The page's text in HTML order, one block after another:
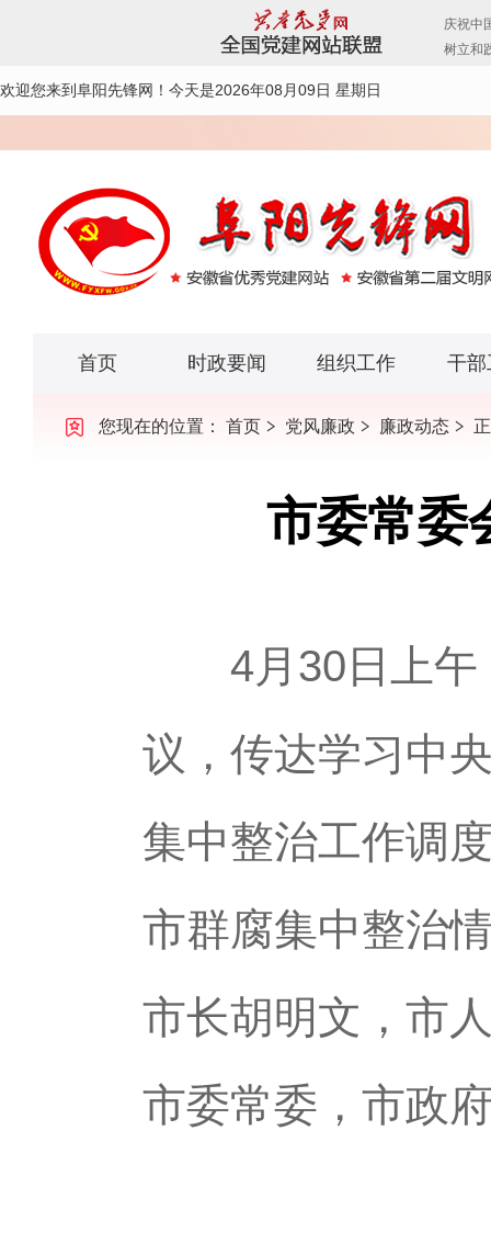
欢迎您来到阜阳先锋网！ 今天是2026年08月09日 星期日
首页 时政要闻 组织工作 干部
您现在的位置： 首页 党风廉政 廉政动态
市委常委
4月30日上午
议，传达学习中
集中整治工作调
市群腐集中整治
市长胡明文，市
市委常委，市政